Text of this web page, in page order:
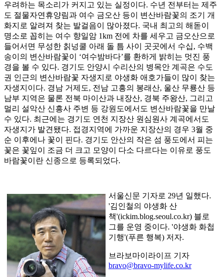
우려하는 목소리가 커지고 있는 실정이다. 수년 전부터는 제주
도 절물자연휴양림과 여수 금오산 등이 변산바람꽃의 조기 개
화지로 알려져 찾는 발걸음이 많아졌다. 국내 최고의 해돋이
명소로 꼽히는 여수 향일암 1km 전에 차를 세우고 금오산으로
들어서면 무성한 칡넝쿨 아래 돌 틈 사이 곳곳에서 수십, 수백
송이의 변산바람꽃이 ‘여수밤바다’를 환하게 밝히는 멋진 풍
경을 볼 수 있다. 경기도 안양시 수리산의 병목안 계곡은 수도
권 인근의 변산바람꽃 자생지로 야생화 애호가들이 많이 찾는
자생지이다. 경남 거제도, 전남 고흥의 봉래산, 울산 무룡산 등
남부 지역은 물론 전북 마이산과 내장산, 경북 주왕산, 그리고
멀리 설악산 신흥사 주변 등 강원도에서도 변산바람꽃을 만날
수 있다. 최근에는 경기도 연천 지장산 원심원사 계곡에서도
자생지가 발견됐다. 접경지역에 가까운 지장산의 경우 3월 중
순 이후에나 꽃이 핀다. 경기도 안산의 작은 섬 풍도에서 피는
꽃은 꽃잎이 조금 더 크고 모양이 다소 다르다는 이유로 풍도
바람꽃이란 신종으로 등록되었다.
서울신문 기자로 29년 일했다.
'김인철의 야생화 산
책'(ickim.blog.seoul.co.kr) 블로
그를 운영 중이다. '야생화 화첩
기행'(푸른 행복) 저자.
브라보마이라이프 기자
bravo@bravo-mylife.co.kr